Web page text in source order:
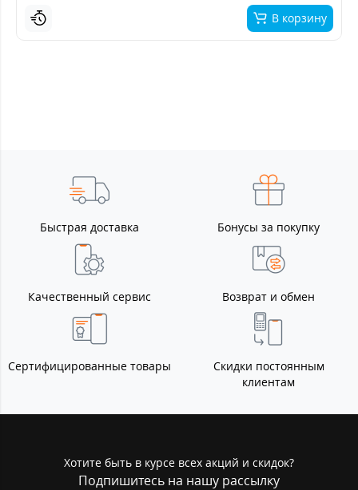
В корзину
Быстрая доставка Бонусы за покупку
Качественный сервис Возврат и обмен
Сертифицированные товары
Скидки постоянным
клиентам
Хотите быть в курсе всех акций и скидок?
Подпишитесь на нашу рассылку